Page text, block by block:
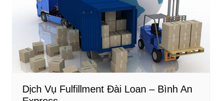
Dịch Vụ Fulfillment Đài Loan – Bình An